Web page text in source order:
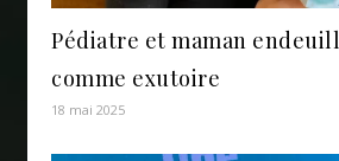
Pédiatre et maman
comme exutoire
18 mai 2025